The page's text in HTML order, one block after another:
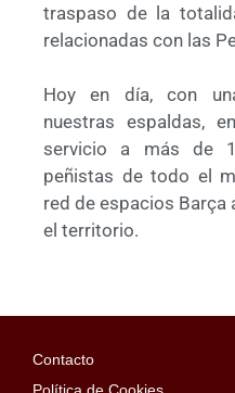
traspaso de la
relacionadas con las
Hoy en día, con
nuestras espaldas,
servicio a más de
peñistas de todo el
red de espacios Barça
el territorio.
Contacto
Política de Cookies